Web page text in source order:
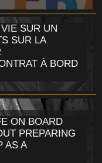
SUR UN
SUR LA
À BORD
ON BOARD
PREPARING
AS A